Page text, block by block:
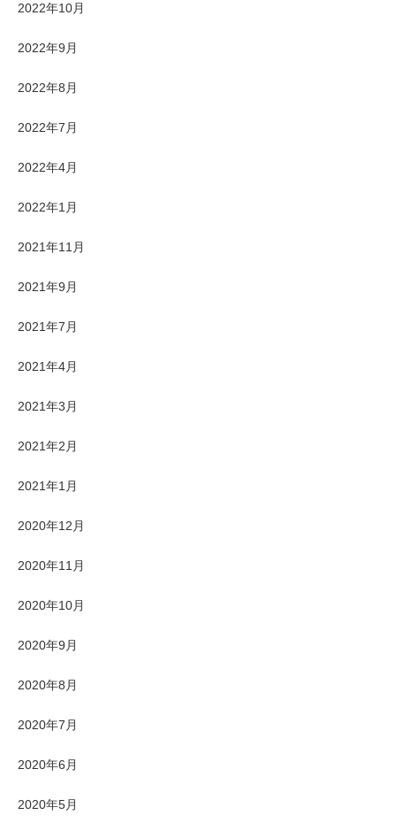
2022年10月
2022年9月
2022年8月
2022年7月
2022年4月
2022年1月
2021年11月
2021年9月
2021年7月
2021年4月
2021年3月
2021年2月
2021年1月
2020年12月
2020年11月
2020年10月
2020年9月
2020年8月
2020年7月
2020年6月
2020年5月